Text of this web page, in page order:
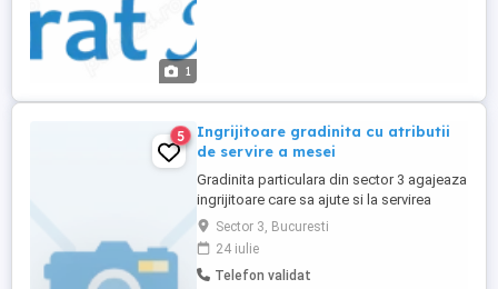
1
5
Ingrijitoare gradinita cu atributii
de servire a mesei
Gradinita particulara din sector 3 agajeaza
ingrijitoare care sa ajute si la servirea
mesei. Căutăm o persoană dedicată și
responsabilă pentru postul de Îngrijitor
copii și servirea mesei. Descrierea
Postului: Supravegherea și îngrijirea
Sector 3, Bucuresti
24 iulie
Telefon validat